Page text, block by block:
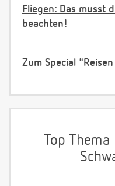
Fliegen: Das musst
beachten!
Zum Special
Top